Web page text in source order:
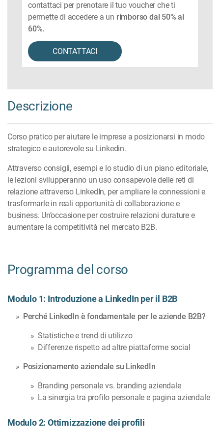
contattaci per prenotare il tuo voucher che ti
permette di accedere a un rimborso dal 50% al
60%.
CONTATTACI
Descrizione
Corso pratico per aiutare le imprese a posizionarsi in modo
strategico e autorevole su Linkedin.
Attraverso consigli, esempi e lo studio di un piano editoriale,
le lezioni svilupperanno un uso consapevole delle reti di
relazione attraverso LinkedIn, per ampliare le connessioni e
trasformarle in reali opportunità di collaborazione e
business. Un’occasione per costruire relazioni durature e
aumentare la competitività nel mercato B2B.
Programma del corso
Modulo 1: Introduzione a LinkedIn per il B2B
Perché LinkedIn è fondamentale per le aziende B2B?
Statistiche e trend di utilizzo
Differenze rispetto ad altre piattaforme social
Posizionamento aziendale su LinkedIn
Branding personale vs. branding aziendale
La sinergia tra profilo personale e pagina aziendale
Modulo 2: Ottimizzazione dei profili